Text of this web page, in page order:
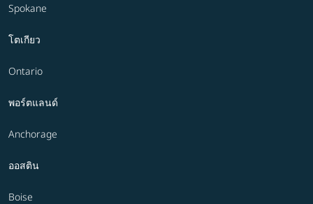
Spokane
โตเกียว
Ontario
พอร์ตแลนด์
Anchorage
ออสติน
Boise